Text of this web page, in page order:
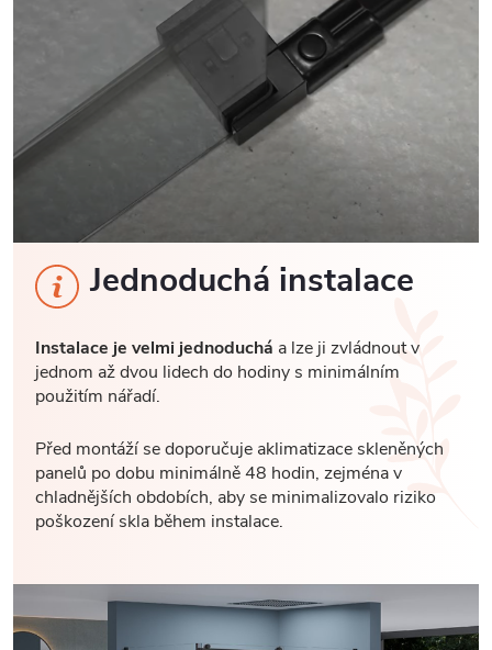
Jednoduchá instalace
Instalace je velmi jednoduchá a lze ji zvládnout v
jednom až dvou lidech do hodiny s minimálním
použitím nářadí.
Před montáží se doporučuje aklimatizace skleněných
panelů po dobu minimálně 48 hodin, zejména v
chladnějších obdobích, aby se minimalizovalo riziko
poškození skla během instalace.